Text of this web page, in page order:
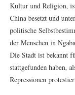
Kultur und Religion,
China besetzt und
politische
der Menschen in
Die Stadt ist bekannt
stattgefunden haben,
Repressionen